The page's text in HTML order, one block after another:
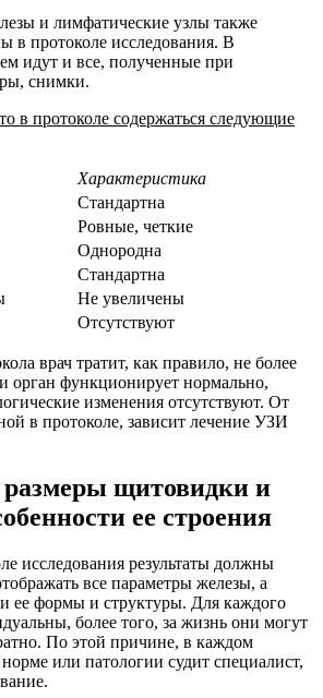
и лимфатические узлы также
в протоколе исследования. В
идут и все, полученные при
снимки.
в протоколе содержаться следующие
Характеристика
Стандартна
Ровные, четкие
Однородна
Стандартна
Не увеличены
Отсутствуют
врач тратит, как правило, не более
орган функционирует нормально,
изменения отсутствуют. От
в протоколе, зависит лечение УЗИ
щитовидки и
ее строения
исследования результаты должны
все параметры железы, а
ее формы и структуры. Для каждого
более того, за жизнь они могут
По этой причине, в каждом
или патологии судит специалист,